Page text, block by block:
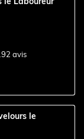
avis
le